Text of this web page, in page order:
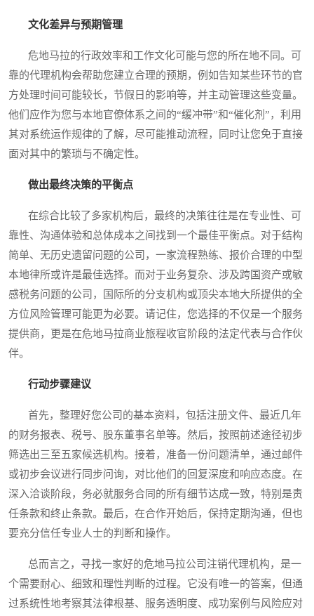
文化差异与预期管理
危地马拉的行政效率和工作文化可能与您的所在地不同。可
靠的代理机构会帮助您建立合理的预期，例如告知某些环节的官
方处理时间可能较长，节假日的影响等，并主动管理这些变量。
他们应作为您与本地官僚体系之间的“缓冲带”和“催化剂”，利用
其对系统运作规律的了解，尽可能推动流程，同时让您免于直接
面对其中的繁琐与不确定性。
做出最终决策的平衡点
在综合比较了多家机构后，最终的决策往往是在专业性、可
靠性、沟通体验和总体成本之间找到一个最佳平衡点。对于结构
简单、无历史遗留问题的公司，一家流程熟练、报价合理的中型
本地律所或许是最佳选择。而对于业务复杂、涉及跨国资产或敏
感税务问题的公司，国际所的分支机构或顶尖本地大所提供的全
方位风险管理可能更为必要。请记住，您选择的不仅是一个服务
提供商，更是在危地马拉商业旅程收官阶段的法定代表与合作伙
伴。
行动步骤建议
首先，整理好您公司的基本资料，包括注册文件、最近几年
的财务报表、税号、股东董事名单等。然后，按照前述途径初步
筛选出三至五家候选机构。接着，准备一份问题清单，通过邮件
或初步会议进行同步问询，对比他们的回复深度和响应态度。在
深入洽谈阶段，务必就服务合同的所有细节达成一致，特别是责
任条款和终止条款。最后，在合作开始后，保持定期沟通，但也
要充分信任专业人士的判断和操作。
总而言之，寻找一家好的危地马拉公司注销代理机构，是一
个需要耐心、细致和理性判断的过程。它没有唯一的答案，但通
过系统性地考察其法律根基、服务透明度、成功案例与风险应对